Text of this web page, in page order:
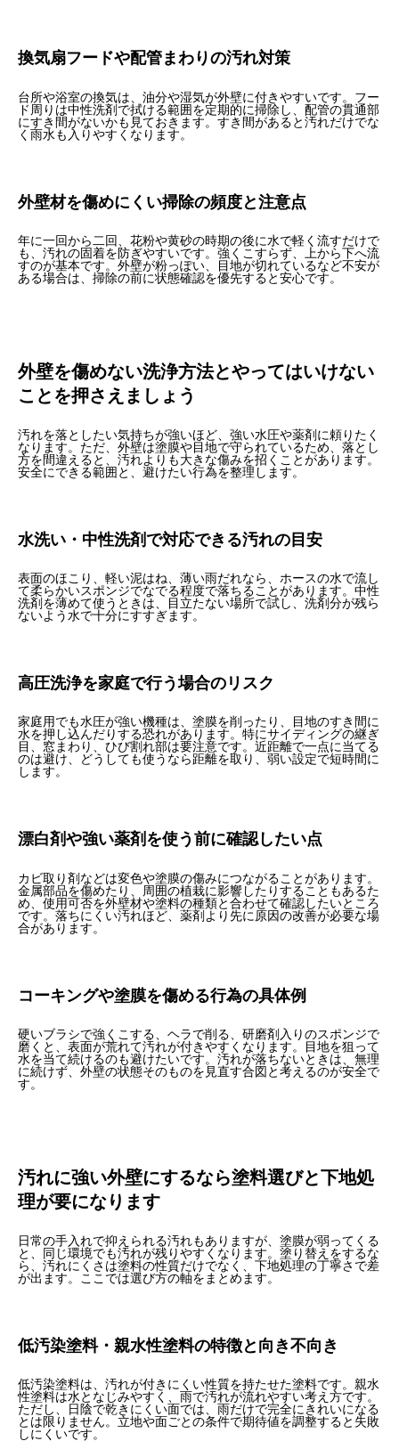
換気扇フードや配管まわりの汚れ対策
台所や浴室の換気は、油分や湿気が外壁に付きやすいです。フー
ド周りは中性洗剤で拭ける範囲を定期的に掃除し、配管の貫通部
にすき間がないかも見ておきます。すき間があると汚れだけでな
く雨水も入りやすくなります。
外壁材を傷めにくい掃除の頻度と注意点
年に一回から二回、花粉や黄砂の時期の後に水で軽く流すだけで
も、汚れの固着を防ぎやすいです。強くこすらず、上から下へ流
すのが基本です。外壁が粉っぽい、目地が切れているなど不安が
ある場合は、掃除の前に状態確認を優先すると安心です。
外壁を傷めない洗浄方法とやってはいけない
ことを押さえましょう
汚れを落としたい気持ちが強いほど、強い水圧や薬剤に頼りたく
なります。ただ、外壁は塗膜や目地で守られているため、落とし
方を間違えると、汚れよりも大きな傷みを招くことがあります。
安全にできる範囲と、避けたい行為を整理します。
水洗い・中性洗剤で対応できる汚れの目安
表面のほこり、軽い泥はね、薄い雨だれなら、ホースの水で流し
て柔らかいスポンジでなでる程度で落ちることがあります。中性
洗剤を薄めて使うときは、目立たない場所で試し、洗剤分が残ら
ないよう水で十分にすすぎます。
高圧洗浄を家庭で行う場合のリスク
家庭用でも水圧が強い機種は、塗膜を削ったり、目地のすき間に
水を押し込んだりする恐れがあります。特にサイディングの継ぎ
目、窓まわり、ひび割れ部は要注意です。近距離で一点に当てる
のは避け、どうしても使うなら距離を取り、弱い設定で短時間に
します。
漂白剤や強い薬剤を使う前に確認したい点
カビ取り剤などは変色や塗膜の傷みにつながることがあります。
金属部品を傷めたり、周囲の植栽に影響したりすることもあるた
め、使用可否を外壁材や塗料の種類と合わせて確認したいところ
です。落ちにくい汚れほど、薬剤より先に原因の改善が必要な場
合があります。
コーキングや塗膜を傷める行為の具体例
硬いブラシで強くこする、ヘラで削る、研磨剤入りのスポンジで
磨くと、表面が荒れて汚れが付きやすくなります。目地を狙って
水を当て続けるのも避けたいです。汚れが落ちないときは、無理
に続けず、外壁の状態そのものを見直す合図と考えるのが安全で
す。
汚れに強い外壁にするなら塗料選びと下地処
理が要になります
日常の手入れで抑えられる汚れもありますが、塗膜が弱ってくる
と、同じ環境でも汚れが残りやすくなります。塗り替えをするな
ら、汚れにくさは塗料の性質だけでなく、下地処理の丁寧さで差
が出ます。ここでは選び方の軸をまとめます。
低汚染塗料・親水性塗料の特徴と向き不向き
低汚染塗料は、汚れが付きにくい性質を持たせた塗料です。親水
性塗料は水となじみやすく、雨で汚れが流れやすい考え方です。
ただし、日陰で乾きにくい面では、雨だけで完全にきれいになる
とは限りません。立地や面ごとの条件で期待値を調整すると失敗
しにくいです。